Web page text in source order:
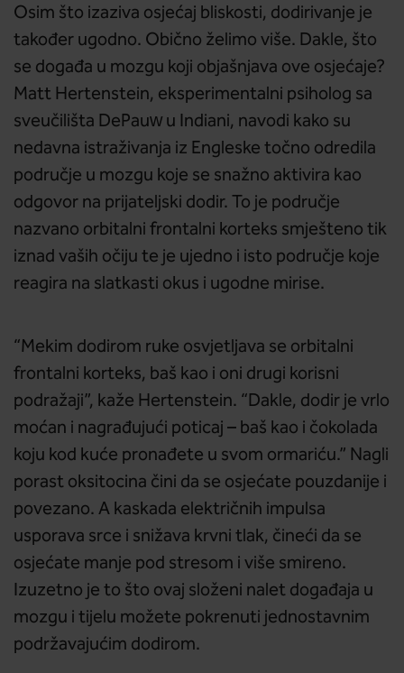
Osim što izaziva osjećaj bliskosti, dodirivanje je
također ugodno. Obično želimo više. Dakle, što
se događa u mozgu koji objašnjava ove osjećaje?
Matt Hertenstein, eksperimentalni psiholog sa
sveučilišta DePauw u Indiani, navodi kako su
nedavna istraživanja iz Engleske točno odredila
područje u mozgu koje se snažno aktivira kao
odgovor na prijateljski dodir. To je područje
nazvano orbitalni frontalni korteks smješteno tik
iznad vaših očiju te je ujedno i isto područje koje
reagira na slatkasti okus i ugodne mirise.
“Mekim dodirom ruke osvjetljava se orbitalni
frontalni korteks, baš kao i oni drugi korisni
podražaji”, kaže Hertenstein. “Dakle, dodir je vrlo
moćan i nagrađujući poticaj – baš kao i čokolada
koju kod kuće pronađete u svom ormariću.” Nagli
porast oksitocina čini da se osjećate pouzdanije i
povezano. A kaskada električnih impulsa
usporava srce i snižava krvni tlak, čineći da se
osjećate manje pod stresom i više smireno.
Izuzetno je to što ovaj složeni nalet događaja u
mozgu i tijelu možete pokrenuti jednostavnim
podržavajućim dodirom.